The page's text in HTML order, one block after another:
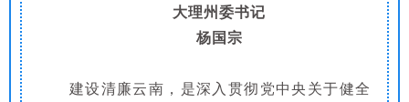
大理州委书记
杨国宗
建设清廉云南，是深入贯彻党中央关于健全